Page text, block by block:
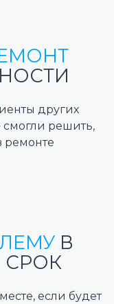
других
смогли решить,
ремонте
В
СРОК
если будет